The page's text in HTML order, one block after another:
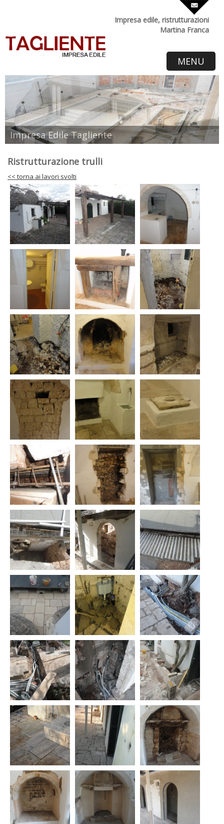
Impresa edile, ristrutturazioni
Martina Franca
MENU
Impresa Edile Tagliente
Ristrutturazione trulli
<< torna ai lavori svolti